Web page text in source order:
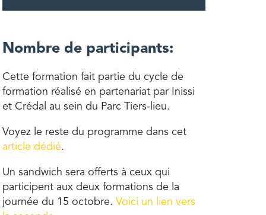
Nombre de participants:
Cette formation fait partie du cycle de
formation réalisé en partenariat par Inissi
et Crédal au sein du Parc Tiers-lieu.
Voyez le reste du programme dans cet
article dédié.
Un sandwich sera offerts à ceux qui
participent aux deux formations de la
journée du 15 octobre. Voici un lien vers